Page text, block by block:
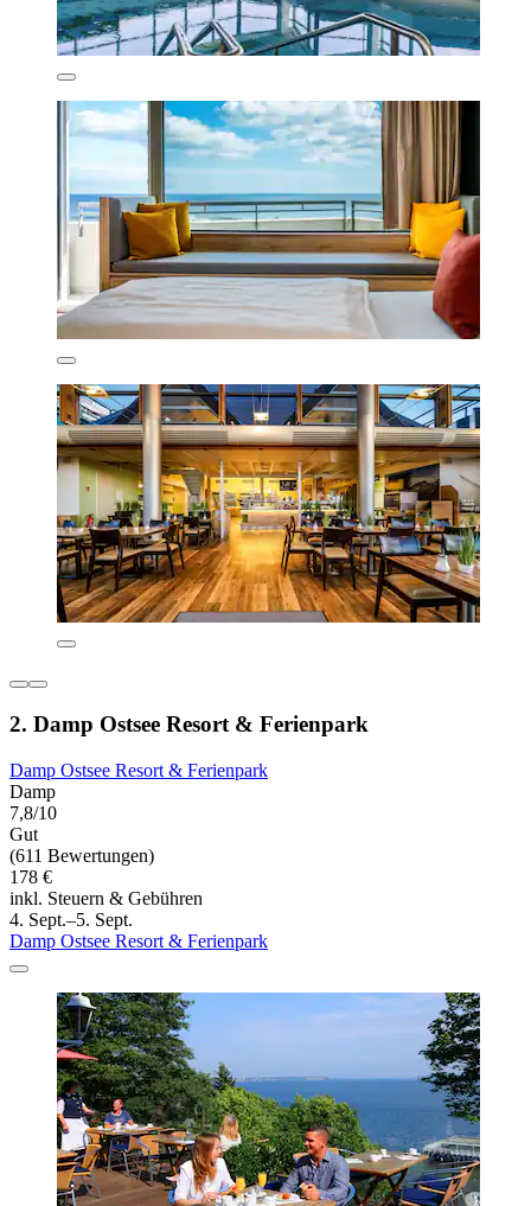
2. Damp Ostsee Resort & Ferienpark
Damp Ostsee Resort & Ferienpark
Damp
7,8/10
Gut
(611 Bewertungen)
178 €
inkl. Steuern & Gebühren
4. Sept.–5. Sept.
Damp Ostsee Resort & Ferienpark